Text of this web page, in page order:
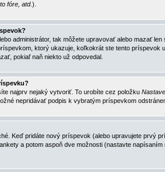
fóre, atd.).
administrátor, tak môžete upravovať alebo mazať
ktorý ukazuje, koľkokrát ste tento príspevok
pokiaľ naň niekto už odpovedal.
najprv nejaký vytvoriť. To urobíte cez položku
nepridávať podpis k vybratým príspevkom
Keď pridáte nový príspevok (alebo upravujete prvý
a potom aspoň dve možnosti (nastavte